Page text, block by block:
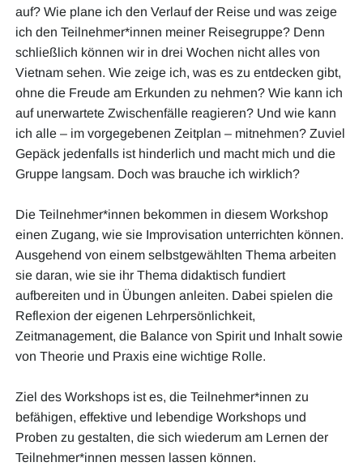
auf? Wie plane ich den Verlauf der Reise und was zeige
ich den Teilnehmer*innen meiner Reisegruppe? Denn
schließlich können wir in drei Wochen nicht alles von
Vietnam sehen. Wie zeige ich, was es zu entdecken gibt,
ohne die Freude am Erkunden zu nehmen? Wie kann ich
auf unerwartete Zwischenfälle reagieren? Und wie kann
ich alle – im vorgegebenen Zeitplan – mitnehmen? Zuviel
Gepäck jedenfalls ist hinderlich und macht mich und die
Gruppe langsam. Doch was brauche ich wirklich?
Die Teilnehmer*innen bekommen in diesem Workshop
einen Zugang, wie sie Improvisation unterrichten können.
Ausgehend von einem selbstgewählten Thema arbeiten
sie daran, wie sie ihr Thema didaktisch fundiert
aufbereiten und in Übungen anleiten. Dabei spielen die
Reflexion der eigenen Lehrpersönlichkeit,
Zeitmanagement, die Balance von Spirit und Inhalt sowie
von Theorie und Praxis eine wichtige Rolle.
Ziel des Workshops ist es, die Teilnehmer*innen zu
befähigen, effektive und lebendige Workshops und
Proben zu gestalten, die sich wiederum am Lernen der
Teilnehmer*innen messen lassen können.